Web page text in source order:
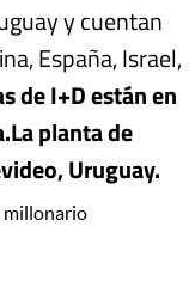
y cuentan
España, Israel,
de I+D están en
La planta de
Uruguay.
millonario